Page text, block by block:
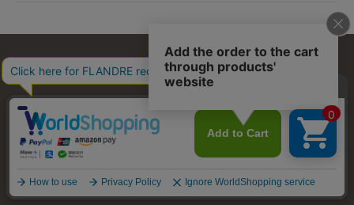
お問い合わせ 利用規約 会社概要 プライバシーポリシー
特定商取引・古物営業法に基づく表示 店舗リスト